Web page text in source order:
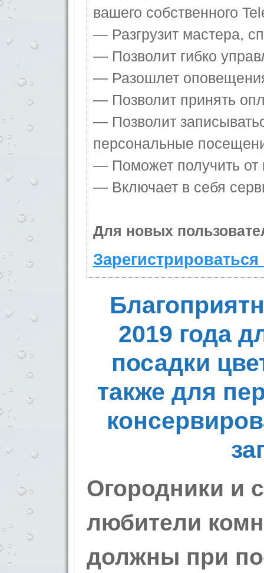
вашего собственного
— Разгрузит мастера,
— Позволит гибко
— Разошлет
— Позволит принять
— Позволит
персональные
— Поможет получить от
— Включает в себя
Для новых
2019 года
посадки
также для
Огородники и
любители
должны при